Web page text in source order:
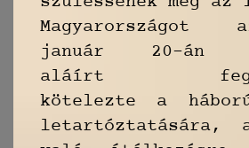
Magyarországot
január 20-án
aláírt
kötelezte a
letartóztatására,